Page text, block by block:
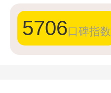
5706口碑指数